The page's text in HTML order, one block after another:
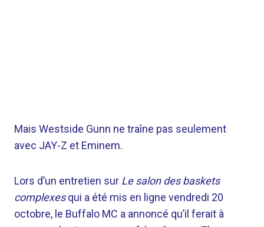
Mais Westside Gunn ne traîne pas seulement
avec JAY-Z et Eminem.
Lors d’un entretien sur Le salon des baskets
complexesqui a été mis en ligne vendredi 20
octobre, le Buffalo MC a annoncé qu’il ferait à